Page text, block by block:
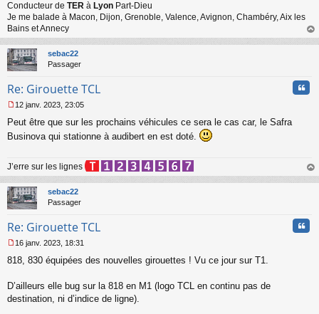
e
n
o
n
l
u
Conducteur de TER à Lyon Part-Dieu
Je me balade à Macon, Dijon, Grenoble, Valence, Avignon, Chambéry, Aix les
Bains et Annecy
au
sebac22
Passager
Re: Girouette TCL
e
s
g
e
n
o
n
u
12 janv. 2023, 23:05
Peut être que sur les prochains véhicules ce sera le cas car, le Safra
Businova qui stationne à audibert en est doté.
J’erre sur les lignes
au
sebac22
Passager
Re: Girouette TCL
e
s
g
16 janv. 2023, 18:31
818, 830 équipées des nouvelles girouettes ! Vu ce jour sur T1.
D’ailleurs elle bug sur la 818 en M1 (logo TCL en continu pas de
destination, ni d’indice de ligne).